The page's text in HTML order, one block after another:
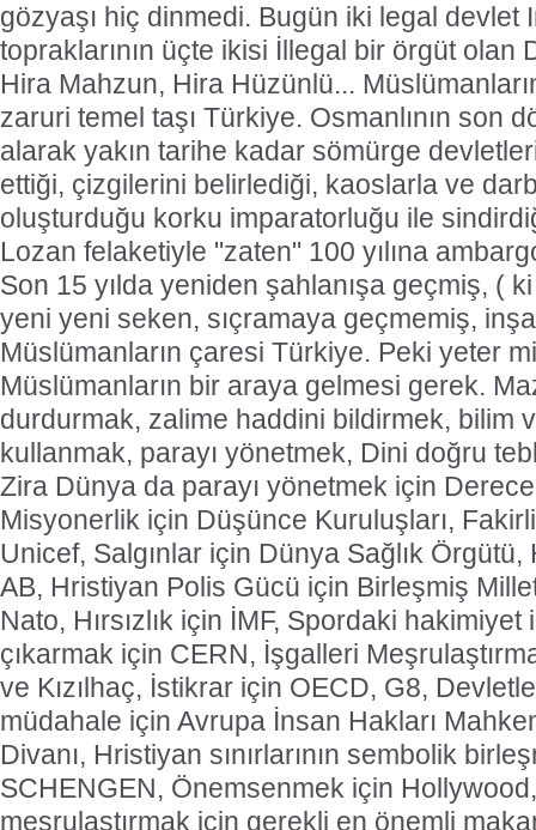
gözyaşı hiç dinmedi. Bugün iki legal devlet
topraklarının üçte ikisi İllegal bir örgüt olan
Hira Mahzun, Hira Hüzünlü...
zaruri temel taşı Türkiye. Osmanlının son
alarak yakın tarihe kadar sömürge
ettiği, çizgilerini belirlediği, kaoslarla ve
oluşturduğu korku imparatorluğu ile
Lozan felaketiyle "zaten" 100 yılına
Son 15 yılda yeniden şahlanışa geçmiş, (
yeni yeni seken, sıçramaya geçmemiş,
Müslümanların çaresi Türkiye. Peki yeter
Müslümanların bir araya gelmesi gerek.
durdurmak, zalime haddini bildirmek, bilim
kullanmak, parayı yönetmek, Dini doğru
Zira Dünya da parayı yönetmek için
Misyonerlik için Düşünce Kuruluşları,
Unicef, Salgınlar için Dünya Sağlık
AB, Hristiyan Polis Gücü için Birleşmiş
Nato, Hırsızlık için İMF, Spordaki
çıkarmak için CERN, İşgalleri
ve Kızılhaç, İstikrar için OECD, G8,
müdahale için Avrupa İnsan Hakları
Divanı, Hristiyan sınırlarının sembolik
SCHENGEN, Önemsenmek için
meşrulaştırmak için gerekli en önemli